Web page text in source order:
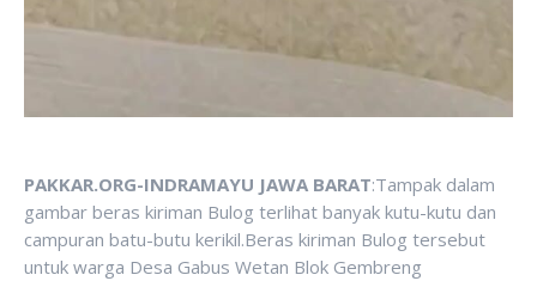
PAKKAR.ORG-INDRAMAYU JAWA BARAT:Tampak dalam
gambar beras kiriman Bulog terlihat banyak kutu-kutu dan
campuran batu-butu kerikil.Beras kiriman Bulog tersebut
untuk warga Desa Gabus Wetan Blok Gembreng